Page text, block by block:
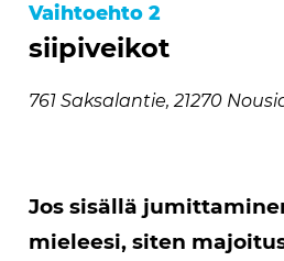
Vaihtoehto 2
siipiveikot
761 Saksalantie, 21270
Jos sisällä
mieleesi, siten